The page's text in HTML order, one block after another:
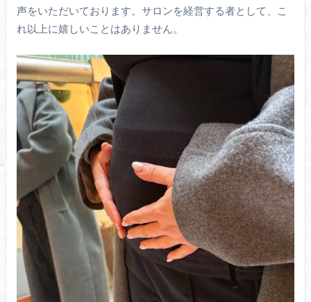
声をいただいております。 サロンを経営する者として、こ
れ以上に嬉しいことはありません。